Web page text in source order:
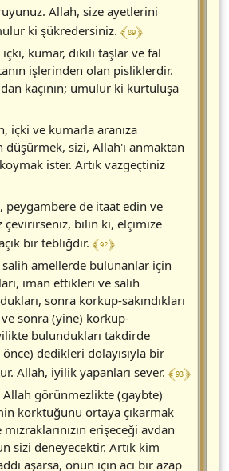
Allah, size ayetlerini
ki şükredersiniz. ﴾ 89 ﴿
içki, kumar, dikili taşlar ve fal
işlerinden olan pisliklerdir.
kaçının; umulur ki kurtuluşa
içki ve kumarla aranıza
düşürmek, sizi, Allah'ı anmaktan
ister. Artık vazgeçtiniz
peygambere de itaat edin ve
çevirirseniz, bilin ki, elçimize
bir tebliğdir. ﴾ 92 ﴿
amellerde bulunanlar için
iman ettikleri ve salih
sonra korkup-sakındıkları
sonra (yine) korkup-
bulundukları takdirde
dedikleri dolayısıyla bir
Allah, iyilik yapanları sever. ﴾ 93 ﴿
Allah görünmezlikte (gaybte)
korktuğunu ortaya çıkarmak
erişeceği avdan
sizi deneyecektir. Artık kim
aşarsa, onun için acı bir azap